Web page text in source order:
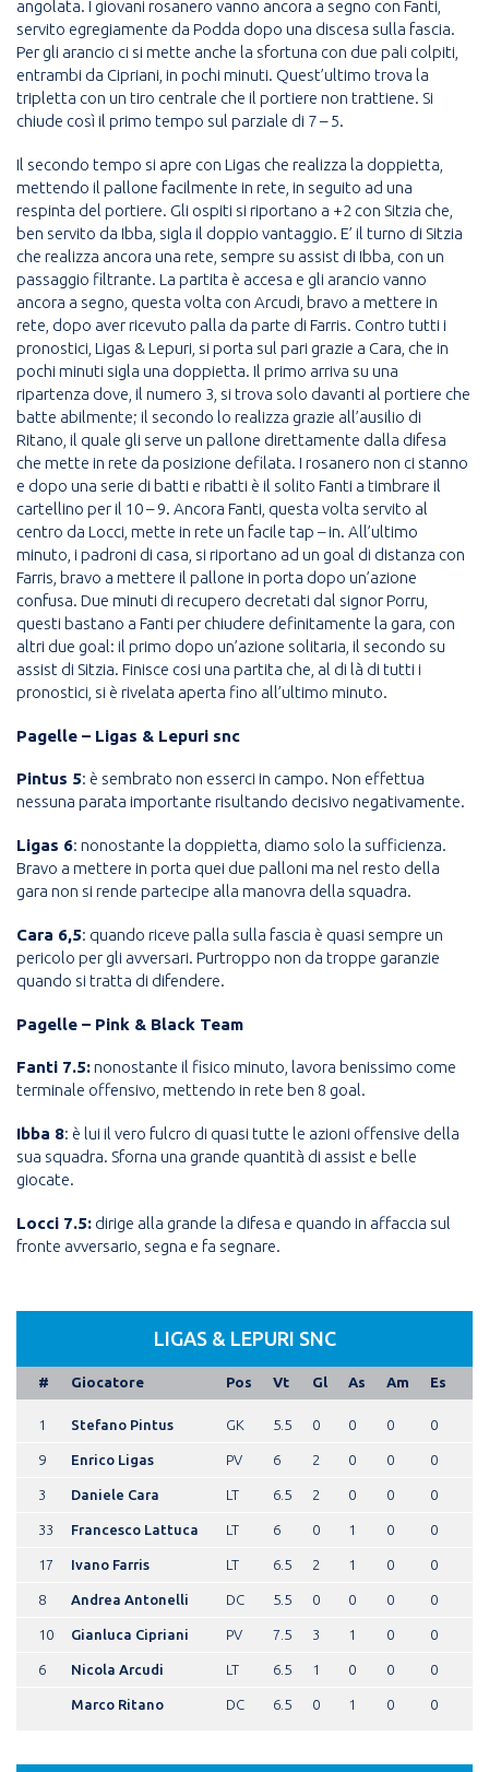
angolata. I giovani rosanero vanno ancora a segno con Fanti,
servito egregiamente da Podda dopo una discesa sulla fascia.
Per gli arancio ci si mette anche la sfortuna con due pali colpiti,
entrambi da Cipriani, in pochi minuti. Quest’ultimo trova la
tripletta con un tiro centrale che il portiere non trattiene. Si
chiude così il primo tempo sul parziale di 7 – 5.
Il secondo tempo si apre con Ligas che realizza la doppietta,
mettendo il pallone facilmente in rete, in seguito ad una
respinta del portiere. Gli ospiti si riportano a +2 con Sitzia che,
ben servito da Ibba, sigla il doppio vantaggio. E’ il turno di Sitzia
che realizza ancora una rete, sempre su assist di Ibba, con un
passaggio filtrante. La partita è accesa e gli arancio vanno
ancora a segno, questa volta con Arcudi, bravo a mettere in
rete, dopo aver ricevuto palla da parte di Farris. Contro tutti i
pronostici, Ligas & Lepuri, si porta sul pari grazie a Cara, che in
pochi minuti sigla una doppietta. Il primo arriva su una
ripartenza dove, il numero 3, si trova solo davanti al portiere che
batte abilmente; il secondo lo realizza grazie all’ausilio di
Ritano, il quale gli serve un pallone direttamente dalla difesa
che mette in rete da posizione defilata. I rosanero non ci stanno
e dopo una serie di batti e ribatti è il solito Fanti a timbrare il
cartellino per il 10 – 9. Ancora Fanti, questa volta servito al
centro da Locci, mette in rete un facile tap – in. All’ultimo
minuto, i padroni di casa, si riportano ad un goal di distanza con
Farris, bravo a mettere il pallone in porta dopo un’azione
confusa. Due minuti di recupero decretati dal signor Porru,
questi bastano a Fanti per chiudere definitamente la gara, con
altri due goal: il primo dopo un’azione solitaria, il secondo su
assist di Sitzia. Finisce cosi una partita che, al di là di tutti i
pronostici, si è rivelata aperta fino all’ultimo minuto.
Pagelle – Ligas & Lepuri snc
Pintus 5: è sembrato non esserci in campo. Non effettua
nessuna parata importante risultando decisivo negativamente.
Ligas 6: nonostante la doppietta, diamo solo la sufficienza.
Bravo a mettere in porta quei due palloni ma nel resto della
gara non si rende partecipe alla manovra della squadra.
Cara 6,5: quando riceve palla sulla fascia è quasi sempre un
pericolo per gli avversari. Purtroppo non da troppe garanzie
quando si tratta di difendere.
Pagelle – Pink & Black Team
Fanti 7.5:nonostante il fisico minuto, lavora benissimo come
terminale offensivo, mettendo in rete ben 8 goal.
Ibba 8: è lui il vero fulcro di quasi tutte le azioni offensive della
sua squadra. Sforna una grande quantità di assist e belle
giocate.
Locci 7.5: dirige alla grande la difesa e quando in affaccia sul
fronte avversario, segna e fa segnare.
LIGAS & LEPURI SNC
# Giocatore Pos Vt Gl As Am Es
1 Stefano Pintus GK 5.5 0 0 0 0
9 Enrico Ligas PV 6 2 0 0 0
3 Daniele Cara LT 6.5 2 0 0 0
33 Francesco Lattuca LT 6 0 1 0 0
17 Ivano Farris LT 6.5 2 1 0 0
8 Andrea Antonelli DC 5.5 0 0 0 0
10 Gianluca Cipriani PV 7.5 3 1 0 0
6 Nicola Arcudi LT 6.5 1 0 0 0
Marco Ritano DC 6.5 0 1 0 0